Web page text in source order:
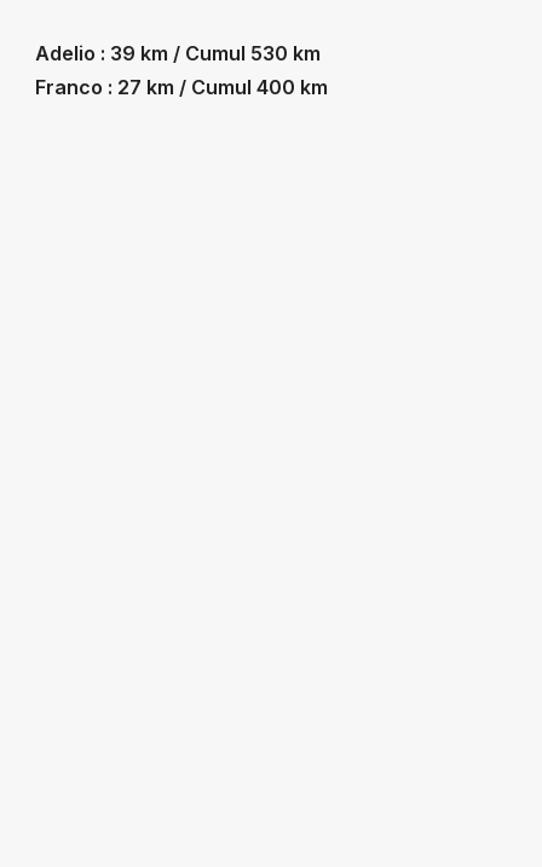
Adelio : 39 km / Cumul 530 km
Franco : 27 km / Cumul 400 km